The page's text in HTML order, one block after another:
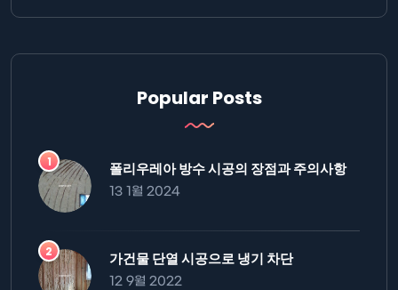
Popular Posts
폴리우레아 방수 시공의 장점과 주의사항
13 1월 2024
가건물 단열 시공으로 냉기 차단
12 9월 2022